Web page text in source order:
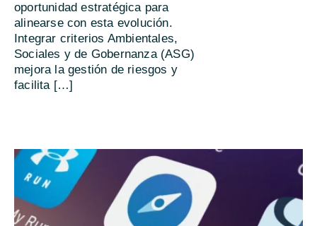
oportunidad estratégica para
alinearse con esta evolución.
Integrar criterios Ambientales,
Sociales y de Gobernanza (ASG)
mejora la gestión de riesgos y
facilita […]